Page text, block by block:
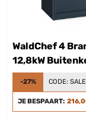
WaldChef 4
12,8kW
Gas BBQ
-27% CODE:
JE BESPAART: